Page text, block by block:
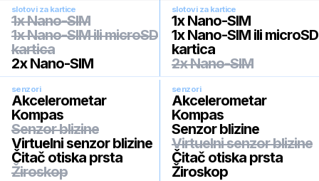
slotovi za kartice
1x Nano-SIM
1x Nano-SIM ili microSD
kartica
2x Nano-SIM
slotovi za kartice
1x Nano-SIM
1x Nano-SIM ili microSD
kartica
2x Nano-SIM
senzori
Akcelerometar
Kompas
Senzor blizine
Virtuelni senzor blizine
Čitač otiska prsta
Žiroskop
senzori
Akcelerometar
Kompas
Senzor blizine
Virtuelni senzor blizine
Čitač otiska prsta
Žiroskop